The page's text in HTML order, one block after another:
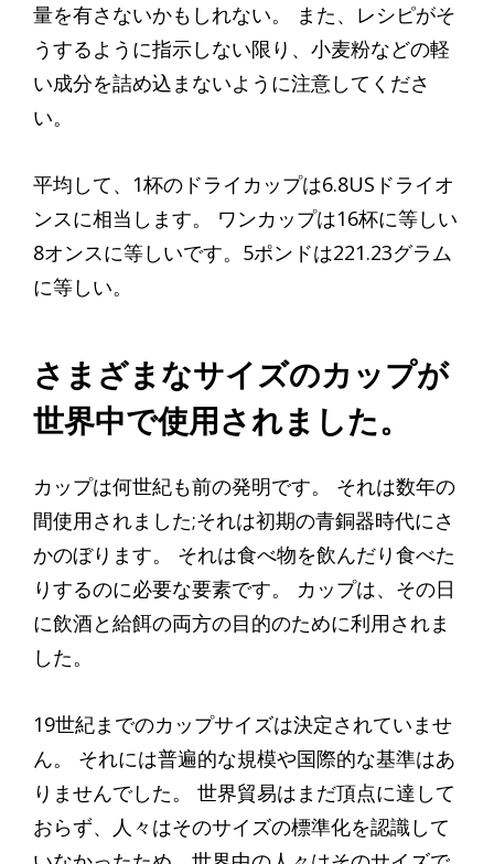
量を有さないかもしれない。 また、レシピがそ
うするように指示しない限り、小麦粉などの軽
い成分を詰め込まないように注意してくださ
い。
平均して、1杯のドライカップは6.8USドライオ
ンスに相当します。 ワンカップは16杯に等しい
8オンスに等しいです。5ポンドは221.23グラム
に等しい。
さまざまなサイズのカップが
世界中で使用されました。
カップは何世紀も前の発明です。 それは数年の
間使用されました;それは初期の青銅器時代にさ
かのぼります。 それは食べ物を飲んだり食べた
りするのに必要な要素です。 カップは、その日
に飲酒と給餌の両方の目的のために利用されま
した。
19世紀までのカップサイズは決定されていませ
ん。 それには普遍的な規模や国際的な基準はあ
りませんでした。 世界貿易はまだ頂点に達して
おらず、人々はそのサイズの標準化を認識して